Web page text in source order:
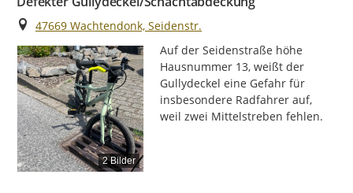
Ort
47669 Wachtendonk, Seidenstr.
2 Bilder
Auf der Seidenstraße höhe
Hausnummer 13, weißt der
Gullydeckel eine Gefahr für
insbesondere Radfahrer auf,
weil zwei Mittelstreben fehlen.